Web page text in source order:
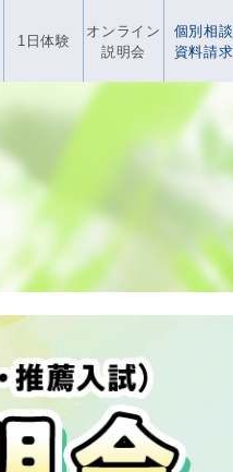
1日体験
オンライン
説明会
個別相談
資料請求